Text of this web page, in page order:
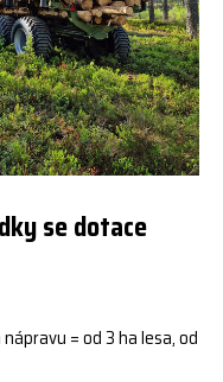
se dotace
= od 3 ha lesa, od